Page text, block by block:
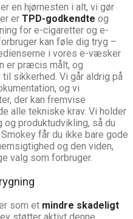
en hjørnesten i alt, vi gør
er TPD-godkendte og
for e-cigaretter og e-
kan føle dig tryg –
i vores e-væsker
er præcis målt, og
sikkerhed. Vi går aldrig på
og vi
der kan fremvise
alle tekniske krav. Vi holder
produktudvikling, så du
får du ikke bare gode
og den viden,
valg som forbruger.
som et mindre skadeligt